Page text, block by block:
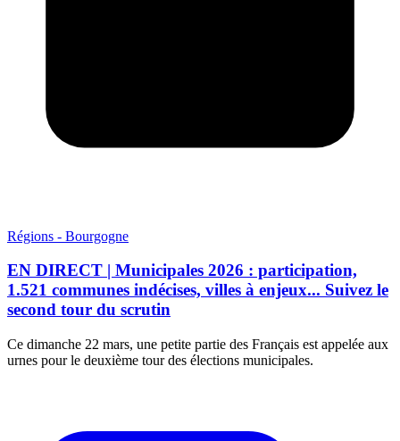
Régions - Bourgogne
EN DIRECT | Municipales 2026 : participation,
1.521 communes indécises, villes à enjeux... Suivez le
second tour du scrutin
Ce dimanche 22 mars, une petite partie des Français est appelée aux
urnes pour le deuxième tour des élections municipales.